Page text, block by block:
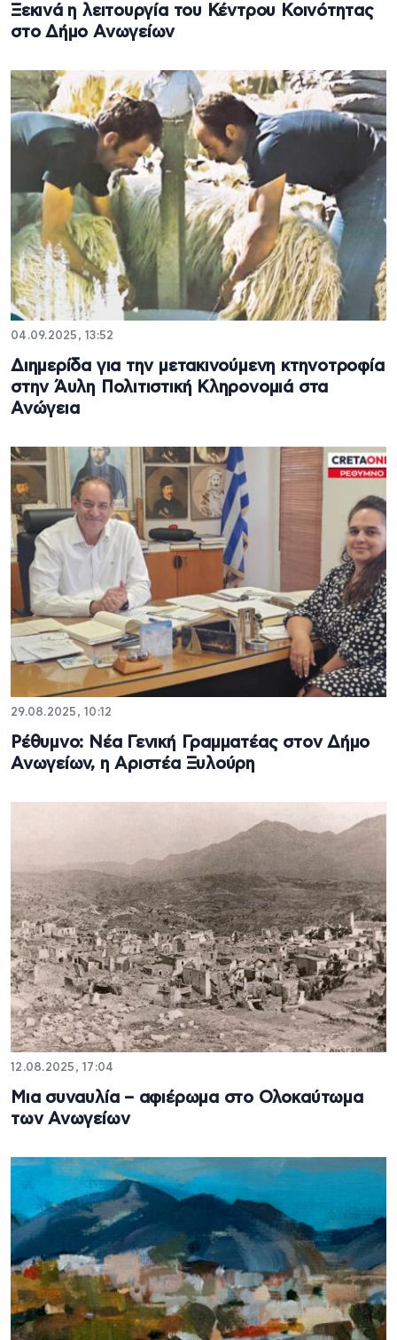
Ξεκινά η λειτουργία του Κέντρου Κοινότητας
στο Δήμο Ανωγείων
04.09.2025, 13:52
Διημερίδα για την μετακινούμενη κτηνοτροφία
στην Άυλη Πολιτιστική Κληρονομιά στα
Ανώγεια
29.08.2025, 10:12
Ρέθυμνο: Νέα Γενική Γραμματέας στον Δήμο
Ανωγείων, η Αριστέα Ξυλούρη
12.08.2025, 17:04
Μια συναυλία – αφιέρωμα στο Ολοκαύτωμα
των Ανωγείων